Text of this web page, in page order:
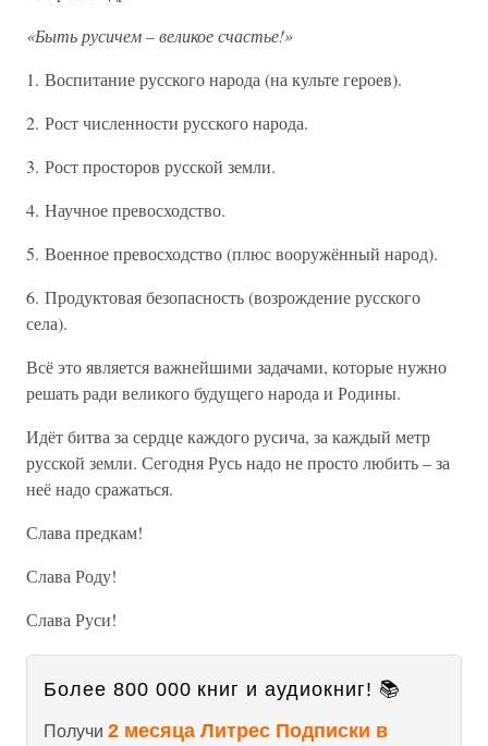
«Быть русичем – великое счастье!»
1. Воспитание русского народа (на культе героев).
2. Рост численности русского народа.
3. Рост просторов русской земли.
4. Научное превосходство.
5. Военное превосходство (плюс вооружённый народ).
6. Продуктовая безопасность (возрождение русского
села).
Всё это является важнейшими задачами, которые нужно
решать ради великого будущего народа и Родины.
Идёт битва за сердце каждого русича, за каждый метр
русской земли. Сегодня Русь надо не просто любить – за
неё надо сражаться.
Слава предкам!
Слава Роду!
Слава Руси!
Более 800 000 книг и аудиокниг! 📚
Получи 2 месяца Литрес Подписки в